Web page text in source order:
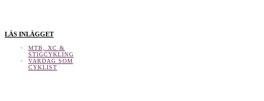
LÄS INLÄGGET
MTB, XC &
STIGCYKLING
VARDAG SOM
CYKLIST